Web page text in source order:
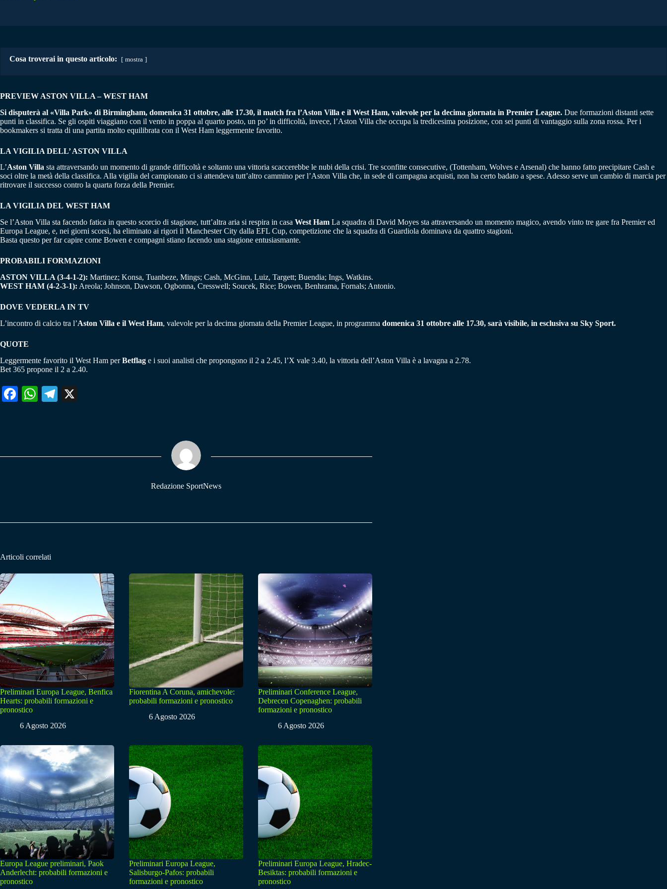
Cosa troverai in questo articolo: mostra
PREVIEW ASTON VILLA – WEST HAM
Si disputerà al «Villa Park» di Birmingham, domenica 31 ottobre, alle 17.30, il match fra l’Aston Villa e il West Ham, valevole per la decima giornata in Premier League. Due formazioni distanti sette
punti in classifica. Se gli ospiti viaggiano con il vento in poppa al quarto posto, un po’ in difficoltà, invece, l’Aston Villa che occupa la tredicesima posizione, con sei punti di vantaggio sulla zona rossa. Per i
bookmakers si tratta di una partita molto equilibrata con il West Ham leggermente favorito.
LA VIGILIA DELL’ASTON VILLA
L’Aston Villa sta attraversando un momento di grande difficoltà e soltanto una vittoria scaccerebbe le nubi della crisi. Tre sconfitte consecutive, (Tottenham, Wolves e Arsenal) che hanno fatto precipitare Cash e
soci oltre la metà della classifica. Alla vigilia del campionato ci si attendeva tutt’altro cammino per l’Aston Villa che, in sede di campagna acquisti, non ha certo badato a spese. Adesso serve un cambio di marcia per
ritrovare il successo contro la quarta forza della Premier.
LA VIGILIA DEL WEST HAM
Se l’Aston Villa sta facendo fatica in questo scorcio di stagione, tutt’altra aria si respira in casa West Ham La squadra di David Moyes sta attraversando un momento magico, avendo vinto tre gare fra Premier ed
Europa League, e, nei giorni scorsi, ha eliminato ai rigori il Manchester City dalla EFL Cup, competizione che la squadra di Guardiola dominava da quattro stagioni.
Basta questo per far capire come Bowen e compagni stiano facendo una stagione entusiasmante.
PROBABILI FORMAZIONI
ASTON VILLA (3-4-1-2): Martinez; Konsa, Tuanbeze, Mings; Cash, McGinn, Luiz, Targett; Buendia; Ings, Watkins.
WEST HAM (4-2-3-1): Areola; Johnson, Dawson, Ogbonna, Cresswell; Soucek, Rice; Bowen, Benhrama, Fornals; Antonio.
DOVE VEDERLA IN TV
L’incontro di calcio tra l’Aston Villa e il West Ham, valevole per la decima giornata della Premier League, in programma domenica 31 ottobre alle 17.30, sarà visibile, in esclusiva su Sky Sport.
QUOTE
Leggermente favorito il West Ham perBetflag e i suoi analisti che propongono il 2 a 2.45, l’X vale 3.40, la vittoria dell’Aston Villa è a lavagna a 2.78.
Bet 365 propone il 2 a 2.40.
Fa W
pp
Te
m
Redazione SportNews
Articoli correlati
Preliminari Europa League, Benfica
Hearts: probabili formazioni e
pronostico
6 Agosto 2026
Fiorentina A Coruna, amichevole:
probabili formazioni e pronostico
6 Agosto 2026
Preliminari Conference League,
Debrecen Copenaghen: probabili
formazioni e pronostico
6 Agosto 2026
Europa League preliminari, Paok
Anderlecht: probabili formazioni e
pronostico
Preliminari Europa League,
Salisburgo-Pafos: probabili
formazioni e pronostico
Preliminari Europa League, Hradec-
Besiktas: probabili formazioni e
pronostico